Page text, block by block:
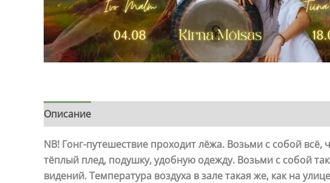
Описание
NB! Гонг-путешествие проходит лёжа. Возьми с собой
тёплый плед, подушку, удобную одежду. Возьми с собой
видений.Температура воздуха в зале такая же, как на